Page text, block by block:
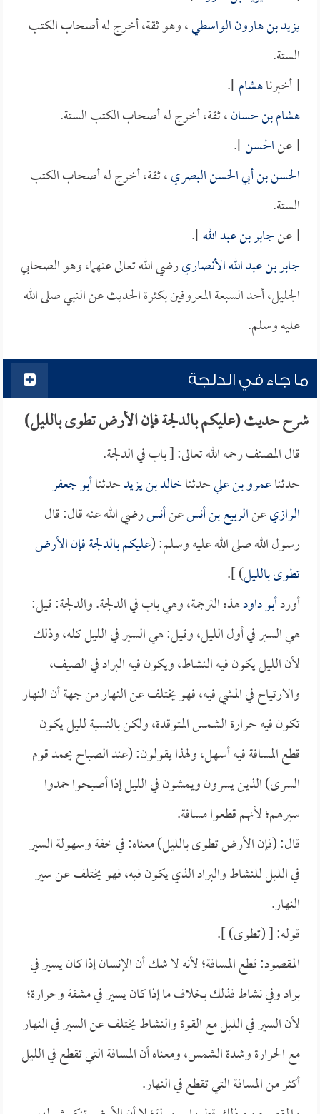
يزيد بن هارون الواسطي، وهو ثقة، أخرج له أصحاب الكتب
الستة.
[ أخبرناهشام].
هشام بن حسان، ثقة، أخرج له أصحاب الكتب الستة.
[ عنالحسن].
الحسن بن أبي الحسن البصري، ثقة، أخرج له أصحاب الكتب
الستة.
[ عنجابر بن عبد الله].
جابر بن عبد الله الأنصاريرضي الله تعالى عنهما، وهو الصحابي
الجليل، أحد السبعة المعروفين بكثرة الحديث عن النبي صلى الله
عليه وسلم.
ما جاء في الدلجة
شرح حديث (عليكم بالدلجة فإن الأرض تطوى بالليل)
قال المصنف رحمه الله تعالى: [ باب في الدلجة.
حدثناعمرو بن عليحدثناخالد بن يزيدحدثناأبو جعفر
الرازيعنالربيع بن أنسعنأنسرضي الله عنه قال: قال
رسول الله صلى الله عليه وسلم: (عليكم بالدلجة فإن الأرض
تطوى بالليل) ].
أوردأبو داودهذه الترجمة، وهي باب في الدلجة. والدلجة: قيل:
هي السير في أول الليل، وقيل: هي السير في الليل كله، وذلك
لأن الليل يكون فيه النشاط، ويكون فيه البراد في الصيف،
والارتياح في المشي فيه، فهو يختلف عن النهار من جهة أن النهار
تكون فيه حرارة الشمس المتوقدة، ولكن بالنسبة لليل يكون
قطع المسافة فيه أسهل، ولهذا يقولون: (عند الصباح يحمد قوم
السرى) الذين يسرون ويمشون في الليل إذا أصبحوا حمدوا
سيرهم؛ لأنهم قطعوا مسافة.
قال: (فإن الأرض تطوى بالليل) معناه: في خفة وسهولة السير
في الليل للنشاط والبراد الذي يكون فيه، فهو يختلف عن سير
النهار.
قوله: [ (تطوى) ].
المقصود: قطع المسافة؛ لأنه لا شك أن الإنسان إذا كان يسير في
براد وفي نشاط فذلك بخلاف ما إذا كان يسير في مشقة وحرارة؛
لأن السير في الليل مع القوة والنشاط يختلف عن السير في النهار
مع الحرارة وشدة الشمس، ومعناه أن المسافة التي تقطع في الليل
أكثر من المسافة التي تقطع في النهار.